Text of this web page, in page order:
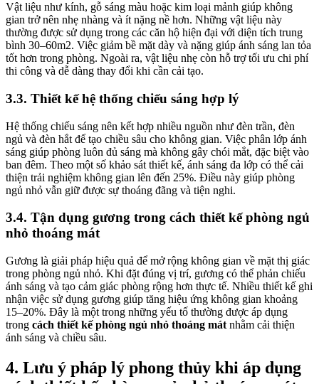
Vật liệu như kính, gỗ sáng màu hoặc kim loại mảnh giúp không
gian trở nên nhẹ nhàng và ít nặng nề hơn. Những vật liệu này
thường được sử dụng trong các căn hộ hiện đại với diện tích trung
bình 30–60m2. Việc giảm bề mặt dày và nặng giúp ánh sáng lan tỏa
tốt hơn trong phòng. Ngoài ra, vật liệu nhẹ còn hỗ trợ tối ưu chi phí
thi công và dễ dàng thay đổi khi cần cải tạo.
3.3. Thiết kế hệ thống chiếu sáng hợp lý
Hệ thống chiếu sáng nên kết hợp nhiều nguồn như đèn trần, đèn
ngủ và đèn hắt để tạo chiều sâu cho không gian. Việc phân lớp ánh
sáng giúp phòng luôn đủ sáng mà không gây chói mắt, đặc biệt vào
ban đêm. Theo một số khảo sát thiết kế, ánh sáng đa lớp có thể cải
thiện trải nghiệm không gian lên đến 25%. Điều này giúp phòng
ngủ nhỏ vẫn giữ được sự thoáng đãng và tiện nghi.
3.4. Tận dụng gương trong cách thiết kế phòng ngủ
nhỏ thoáng mát
Gương là giải pháp hiệu quả để mở rộng không gian về mặt thị giác
trong phòng ngủ nhỏ. Khi đặt đúng vị trí, gương có thể phản chiếu
ánh sáng và tạo cảm giác phòng rộng hơn thực tế. Nhiều thiết kế ghi
nhận việc sử dụng gương giúp tăng hiệu ứng không gian khoảng
15–20%. Đây là một trong những yếu tố thường được áp dụng
trong cách thiết kế phòng ngủ nhỏ thoáng mát nhằm cải thiện
ánh sáng và chiều sâu.
4. Lưu ý pháp lý phong thủy khi áp dụng